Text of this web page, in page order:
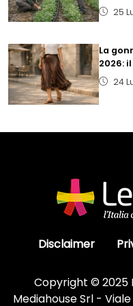
25
La
2026:
24
Disclaimer
Copyright © 2025
Mediahouse Srl -